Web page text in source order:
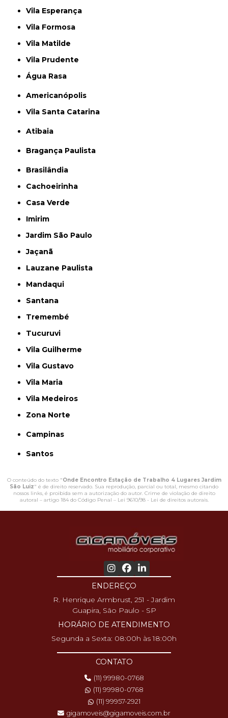
Vila Esperança
Vila Formosa
Vila Matilde
Vila Prudente
Água Rasa
Americanópolis
Vila Santa Catarina
Atibaia
Bragança Paulista
Brasilândia
Cachoeirinha
Casa Verde
Imirim
Jardim São Paulo
Jaçanã
Lauzane Paulista
Mandaqui
Santana
Tremembé
Tucuruvi
Vila Guilherme
Vila Gustavo
Vila Maria
Vila Medeiros
Zona Norte
Campinas
Santos
O conteúdo do texto "Onde Encontro Estação de Trabalho 4 Lugares Jardim
São Luiz" é de direito reservado. Sua reprodução, parcial ou total, mesmo citando
nossos links, é proibida sem a autorização do autor. Crime de violação de direito
autoral – artigo 184 do Código Penal – Lei 9610/98 - Lei de direitos autorais.
ENDEREÇO
R. Henrique Armbrust, 251 - Jardim
Guapira, São Paulo - SP
HORÁRIO DE ATENDIMENTO
Segunda a Sexta: 08:00h às 18:00h
CONTATO
(11) 99980-0768
(11) 99980-0768
(11) 99957-2921
gigamoveis@gigamoveis.com.br